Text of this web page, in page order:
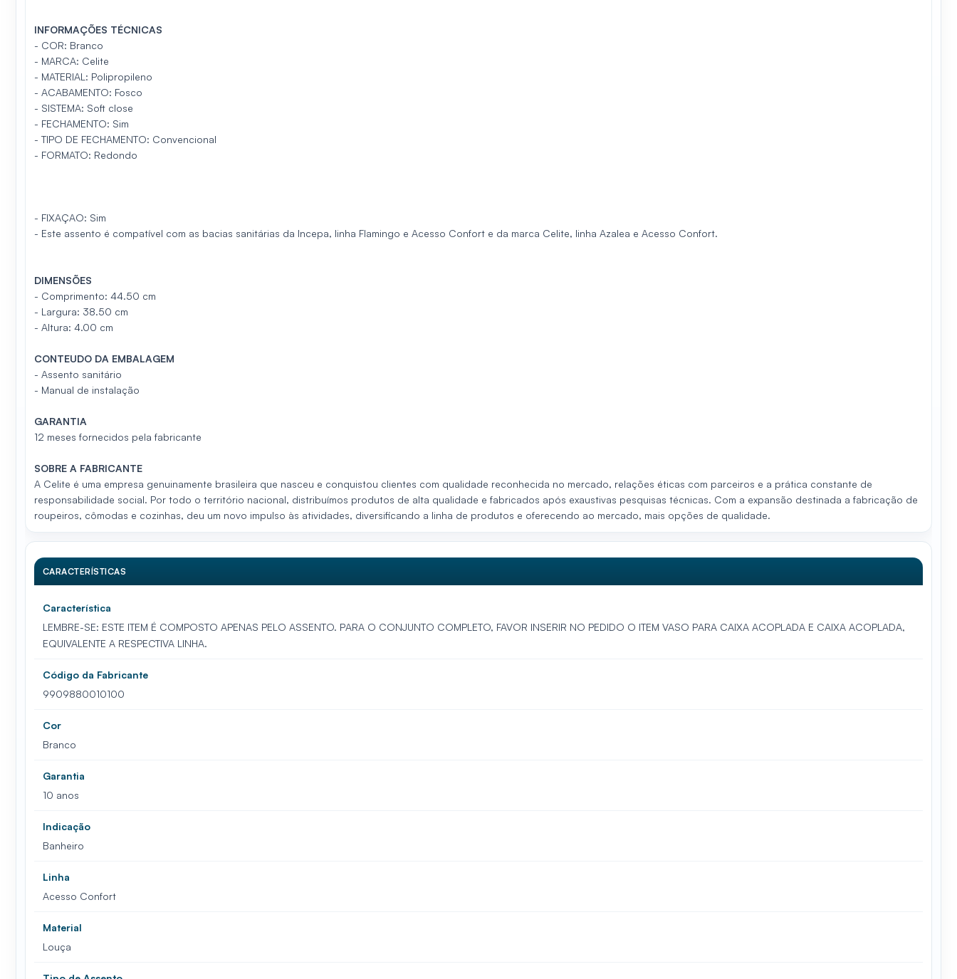
INFORMAÇÕES TÉCNICAS
- COR: Branco
- MARCA: Celite
- MATERIAL: Polipropileno
- ACABAMENTO: Fosco
- SISTEMA: Soft close
- FECHAMENTO: Sim
- TIPO DE FECHAMENTO: Convencional
- FORMATO: Redondo
- FIXAÇAO: Sim
- Este assento é compatível com as bacias sanitárias da Incepa, linha Flamingo e Acesso Confort e da marca Celite, linha Azalea e Acesso Confort.
DIMENSÕES
- Comprimento: 44.50 cm
- L argura: 38.50 cm
- Altura: 4.00 cm
CONTEUDO DA EMBALAGEM
- Assento sanitário
- Manual de instalação
GARANTIA
12 meses fornecidos pela fabricante
SOBRE A FABRICANTE
A Celite é uma empresa genuinamente brasileira que nasceu e conquistou clientes com qualidade reconhecida no mercado, relações éticas com parceiros e a prática constante de
responsabilidade social. Por todo o território nacional, distribuímos produtos de alta qualidade e fabricados após exaustivas pesquisas técnicas. Com a expansão destinada a fabricação de
roupeiros, cômodas e cozinhas, deu um novo impulso às atividades, diversificando a linha de produtos e oferecendo ao mercado, mais opções de qualidade.
CARACTERÍSTICAS
Característica
LEMBRE-SE: ESTE ITEM É COMPOSTO APENAS PELO ASSENTO. PARA O CONJUNTO COMPLETO, FAVOR INSERIR NO PEDIDO O ITEM VASO PARA CAIXA ACOPLADA E CAIXA ACOPLADA,
EQUIVALENTE A RESPECTIVA LINHA.
Código da Fabricante
9909880010100
Cor
Branco
Garantia
10 anos
Indicação
Banheiro
Linha
Acesso Confort
Material
Louça